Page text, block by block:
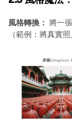
風格轉換： 將一
（範例：將真實